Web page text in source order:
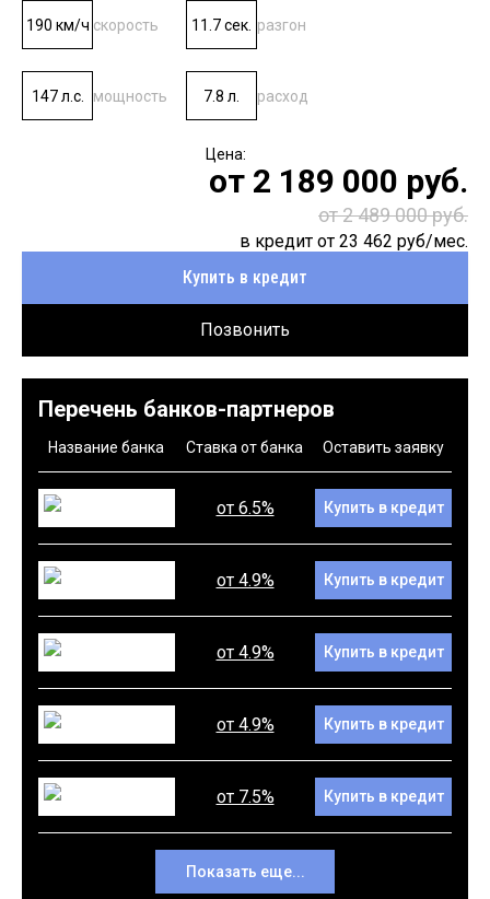
190 км/ч скорость 11.7 сек. разгон
147 л.с. мощность 7.8 л. расход
от 2 189 000 руб.
от 2 489 000 руб.
в кредит от 23 462 руб/мес.
Купить в кредит
Позвонить
Перечень банков-партнеров
Название банка Ставка от банка Оставить заявку
от 6.5% Купить в кредит
от 4.9% Купить в кредит
от 4.9% Купить в кредит
от 4.9% Купить в кредит
от 7.5% Купить в кредит
Показать еще...